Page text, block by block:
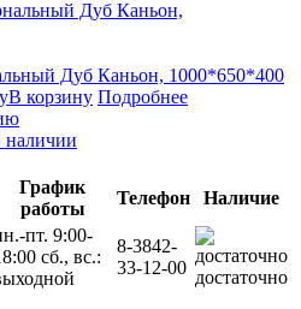
Дуб Каньон, 1000*650*400
В корзину Подробнее
наличии
График
работы
Телефон
Наличие
пт. 9:00-
сб., вс.:
8-3842-
33-12-00 достаточно